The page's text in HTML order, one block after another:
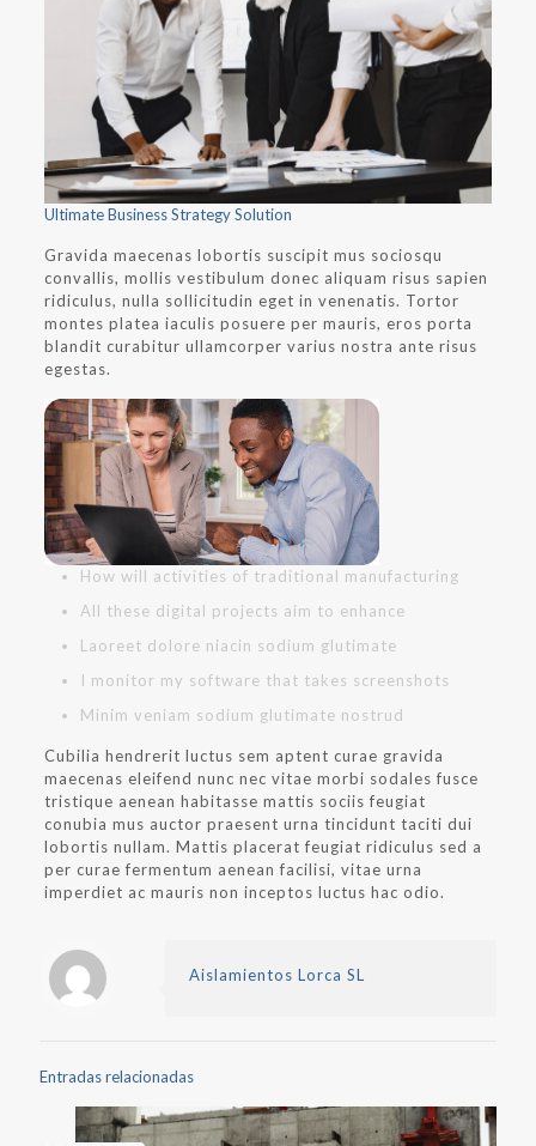
Ultimate Business Strategy Solution
Gravida maecenas lobortis suscipit mus sociosqu
convallis, mollis vestibulum donec aliquam risus sapien
ridiculus, nulla sollicitudin eget in venenatis. Tortor
montes platea iaculis posuere per mauris, eros porta
blandit curabitur ullamcorper varius nostra ante risus
egestas.
How will activities of traditional manufacturing
All these digital projects aim to enhance
Laoreet dolore niacin sodium glutimate
I monitor my software that takes screenshots
Minim veniam sodium glutimate nostrud
Cubilia hendrerit luctus sem aptent curae gravida
maecenas eleifend nunc nec vitae morbi sodales fusce
tristique aenean habitasse mattis sociis feugiat
conubia mus auctor praesent urna tincidunt taciti dui
lobortis nullam. Mattis placerat feugiat ridiculus sed a
per curae fermentum aenean facilisi, vitae urna
imperdiet ac mauris non inceptos luctus hac odio.
Aislamientos Lorca SL
Entradas relacionadas